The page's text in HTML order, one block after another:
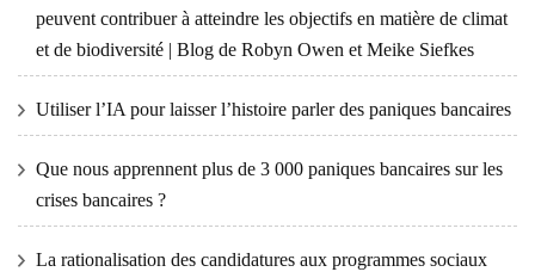
peuvent contribuer à atteindre les objectifs en matière de climat
et de biodiversité | Blog de Robyn Owen et Meike Siefkes
Utiliser l’IA pour laisser l’histoire parler des paniques bancaires
Que nous apprennent plus de 3 000 paniques bancaires sur les
crises bancaires ?
La rationalisation des candidatures aux programmes sociaux